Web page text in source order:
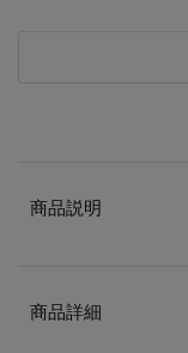
商品説明
商品詳細